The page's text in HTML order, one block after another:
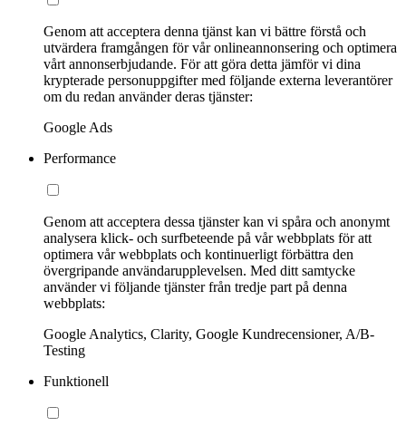
Genom att acceptera denna tjänst kan vi bättre förstå och
utvärdera framgången för vår onlineannonsering och optimera
vårt annonserbjudande. För att göra detta jämför vi dina
krypterade personuppgifter med följande externa leverantörer
om du redan använder deras tjänster:
Google Ads
Performance
Genom att acceptera dessa tjänster kan vi spåra och anonymt
analysera klick- och surfbeteende på vår webbplats för att
optimera vår webbplats och kontinuerligt förbättra den
övergripande användarupplevelsen. Med ditt samtycke
använder vi följande tjänster från tredje part på denna
webbplats:
Google Analytics, Clarity, Google Kundrecensioner, A/B-
Testing
Funktionell